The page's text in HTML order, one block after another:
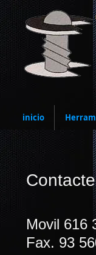
inicio
Movil 616
Fax. 93